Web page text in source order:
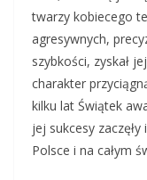
twarzy kobiecego
agresywnych,
szybkości, zyskał
charakter
kilku lat Świątek
jej sukcesy
Polsce i na całym